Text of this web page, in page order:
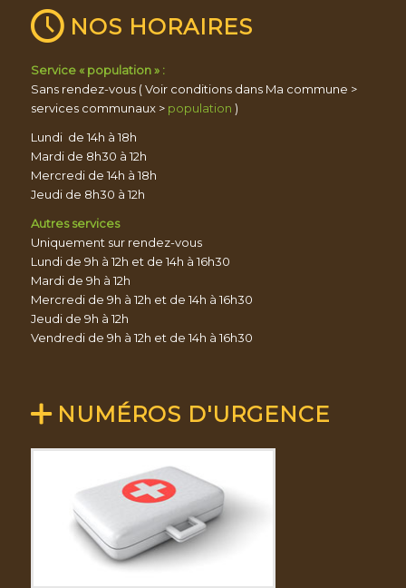
NOS HORAIRES
Service « population » :
Sans rendez-vous ( Voir conditions dans Ma commune >
services communaux > population )
Lundi de 14h à 18h
Mardi de 8h30 à 12h
Mercredi de 14h à 18h
Jeudi de 8h30 à 12h
Autres services
Uniquement sur rendez-vous
Lundi de 9h à 12h et de 14h à 16h30
Mardi de 9h à 12h
Mercredi de 9h à 12h et de 14h à 16h30
Jeudi de 9h à 12h
Vendredi de 9h à 12h et de 14h à 16h30
NUMÉROS D'URGENCE